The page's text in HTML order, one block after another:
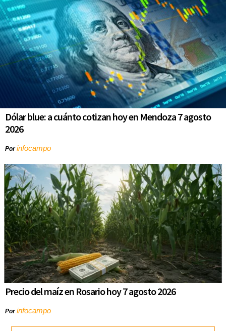
Dólar blue: a cuánto cotizan hoy en Mendoza 7 agosto
2026
Porinfocampo
Precio del maíz en Rosario hoy 7 agosto 2026
Porinfocampo